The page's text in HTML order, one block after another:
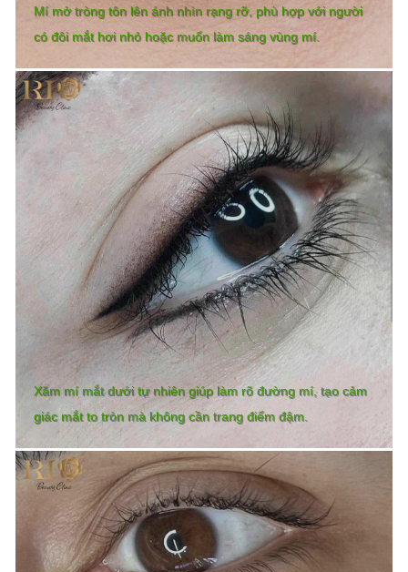
Mí mở tròng tôn lên ánh nhìn rạng rỡ, phù hợp với người
có đôi mắt hơi nhỏ hoặc muốn làm sáng vùng mí.
Xăm mí mắt dưới tự nhiên giúp làm rõ đường mí, tạo cảm
giác mắt to tròn mà không cần trang điểm đậm.